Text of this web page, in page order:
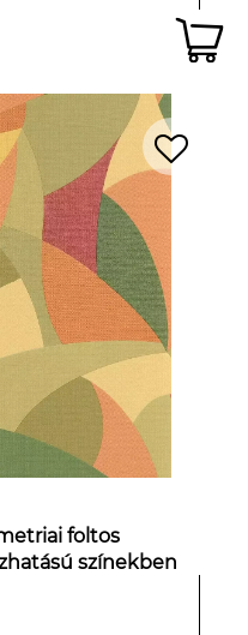
foltos
színekben